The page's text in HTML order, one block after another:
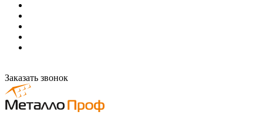
Заказать звонок